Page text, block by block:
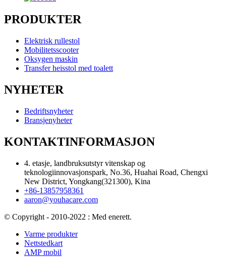
PRODUKTER
Elektrisk rullestol
Mobilitetsscooter
Oksygen maskin
Transfer heisstol med toalett
NYHETER
Bedriftsnyheter
Bransjenyheter
KONTAKTINFORMASJON
4. etasje, landbruksutstyr vitenskap og
teknologiinnovasjonspark, No.36, Huahai Road, Chengxi
New District, Yongkang(321300), Kina
+86-13857958361
aaron@youhacare.com
© Copyright - 2010-2022 : Med enerett.
Varme produkter
Nettstedkart
AMP mobil